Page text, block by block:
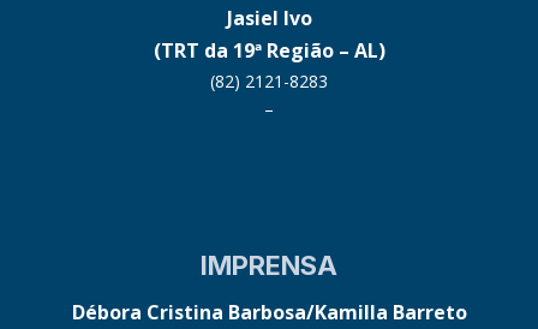
Jasiel Ivo
(TRT da 19ª Região – AL)
(82) 2121-8283
–
IMPRENSA
Débora Cristina Barbosa/Kamilla Barreto